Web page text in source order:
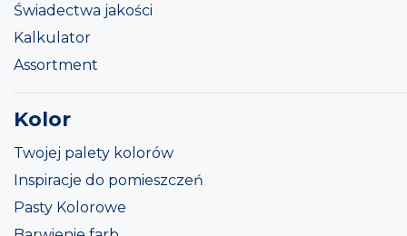
Świadectwa jakości
Kalkulator
Assortment
Kolor
Twojej palety kolorów
Inspiracje do pomieszczeń
Pasty Kolorowe